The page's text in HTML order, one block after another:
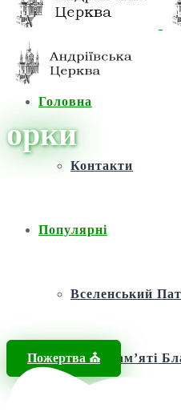
Головна
Контакти
Популярні
Вселенський
Фонд пам’яті
Пожертва ⛪️
орки